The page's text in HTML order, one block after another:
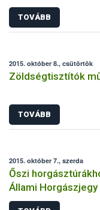
TOVÁBB
2015. október 8., csütörtök
Zöldségtisztítók
TOVÁBB
2015. október 7., szerda
Őszi
Állami Horgászjegy